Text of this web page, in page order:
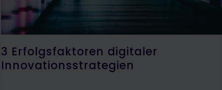
3 Erfolgsfaktoren digitaler
Innovationsstrategien